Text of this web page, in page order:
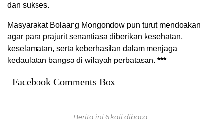
dan sukses.
Masyarakat Bolaang Mongondow pun turut mendoakan
agar para prajurit senantiasa diberikan kesehatan,
keselamatan, serta keberhasilan dalam menjaga
kedaulatan bangsa di wilayah perbatasan. ***
Facebook Comments Box
Berita ini 6 kali dibaca